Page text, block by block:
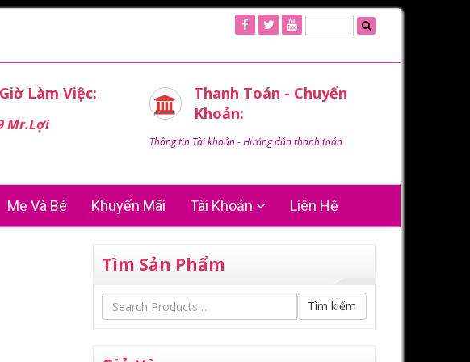
Làm Việc:
Mr.Lợi
Thanh Toán - Chuyển
Khoản:
Thông tin Tài khoản - Hướng dẫn thanh toán
Mẹ Và Bé Khuyến Mãi Tài Khoản Liên Hệ
Tìm Sản Phẩm
Tìm kiếm